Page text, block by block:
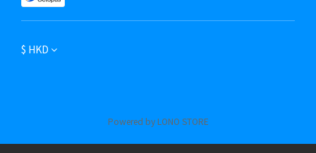
$ HKD
Powered by LONO STORE